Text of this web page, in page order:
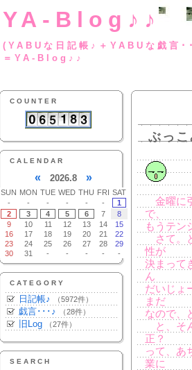
YA-Blog♪♪
(YABUな日記帳♪
＝YA-Blog♪♪
COUNTER
CALENDAR
« 2026.8 »
SUN MON TUE WED THU FRI SAT
-
- - - - -
1
2
3 4 5 6 7
8
9
10 11 12 13 14
15
16
17 18 19 20 21
22
23
24 25 26 27 28
29
30
31 - - - - -
CATEGORY
日記帳♪ （5972件）
戯言･･･♪ （28件）
旧Log （27件）
SEARCH
ぶっ
金曜に
で、
もうテン
さて。
性が
決まって
ん
だいじょ
まだ
なので、
と、そ
正？
って、あ
業に